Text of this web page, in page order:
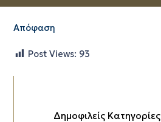
Απόφαση
Post Views: 93
Δημοφιλείς Κατηγορίες